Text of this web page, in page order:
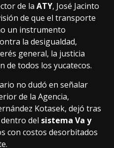
de la ATY, José Jacinto
de que el transporte
un instrumento
la desigualdad,
general, la justicia
de todos los yucatecos.
no dudó en señalar
de la Agencia,
Kotasek, dejó tras
del sistema Va y
con costos desorbitados